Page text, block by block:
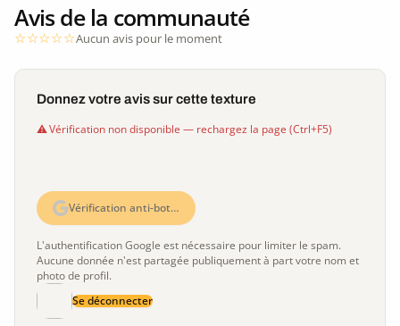
Avis de la communauté
Aucun avis pour le moment
Donnez votre avis sur cette texture
Vérification non disponible — rechargez la page (Ctrl+F5)
Vérification anti-bot…
L'authentification Google est nécessaire pour limiter le spam.
Aucune donnée n'est partagée publiquement à part votre nom et
photo de profil.
Se déconnecter